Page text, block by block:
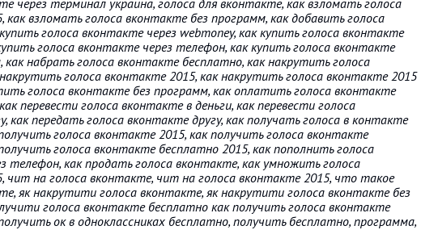
через терминал украина, голоса для вконтакте, как взломать голоса
как взломать голоса вконтакте без программ, как добавить голоса
голоса вконтакте через webmoney, как купить голоса вконтакте
голоса вконтакте через телефон, как купить голоса вконтакте
как набрать голоса вконтакте бесплатно, как накрутить голоса
голоса вконтакте 2015, как накрутить голоса вконтакте 2015
голоса вконтакте без программ, как оплатить голоса вконтакте
перевести голоса вконтакте в деньги, как перевести голоса
как передать голоса вконтакте другу, как получать голоса в контакте
голоса вконтакте 2015, как получить голоса вконтакте
голоса вконтакте бесплатно 2015, как пополнить голоса
телефон, как продать голоса вконтакте, как умножить голоса
чит на голоса вконтакте, чит на голоса вконтакте 2015, что такое
як накрутити голоса вконтакте, як накрутити голоса вконтакте без
голоса вконтакте бесплатно как получить голоса вконтакте
ок в одноклассниках бесплатно, получить бесплатно, программа,